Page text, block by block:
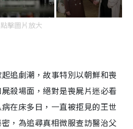
點擊圖片放大
追劇潮 ，故事特別以朝鮮和喪
殺場面，絕對是喪屍片迷必看
在床多日 ， 一直被拒見的王世
，為追尋真相微服查訪醫治父